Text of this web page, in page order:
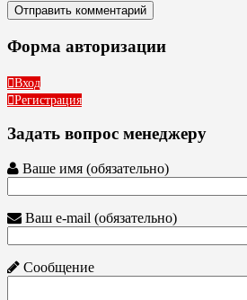
Форма авторизации
Вход
Регистрация
Задать вопрос менеджеру
Ваше имя (обязательно)
Ваш e-mail (обязательно)
Сообщение